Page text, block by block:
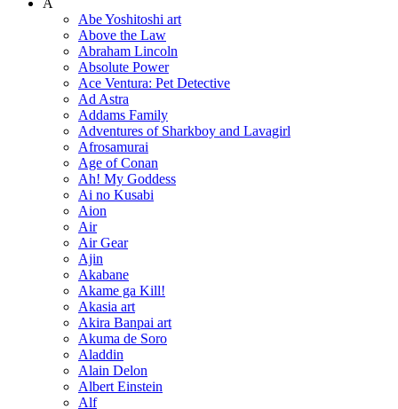
A
Abe Yoshitoshi art
Above the Law
Abraham Lincoln
Absolute Power
Ace Ventura: Pet Detective
Ad Astra
Addams Family
Adventures of Sharkboy and Lavagirl
Afrosamurai
Age of Conan
Ah! My Goddess
Ai no Kusabi
Aion
Air
Air Gear
Ajin
Akabane
Akame ga Kill!
Akasia art
Akira Banpai art
Akuma de Soro
Aladdin
Alain Delon
Albert Einstein
Alf